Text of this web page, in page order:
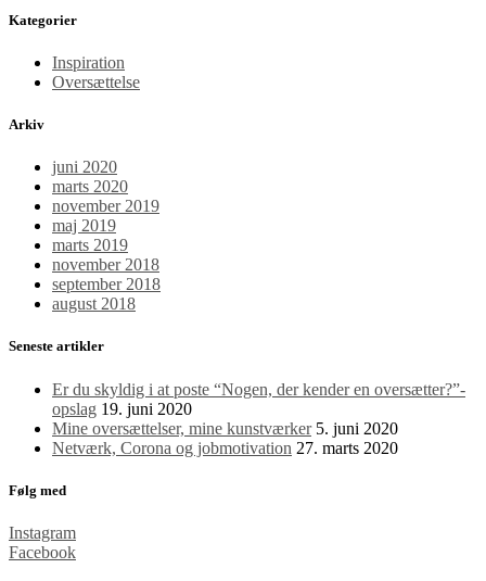
Kategorier
Inspiration
Oversættelse
Arkiv
juni 2020
marts 2020
november 2019
maj 2019
marts 2019
november 2018
september 2018
august 2018
Seneste artikler
Er du skyldig i at poste “Nogen, der kender en oversætter?”​-
opslag 19. juni 2020
Mine oversættelser, mine kunstværker 5. juni 2020
Netværk, Corona og jobmotivation 27. marts 2020
Følg med
Instagram
Facebook